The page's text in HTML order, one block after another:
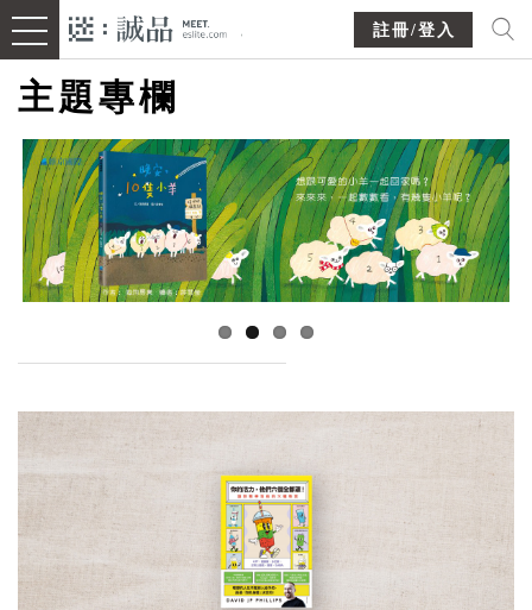
註冊/登入
主題專欄